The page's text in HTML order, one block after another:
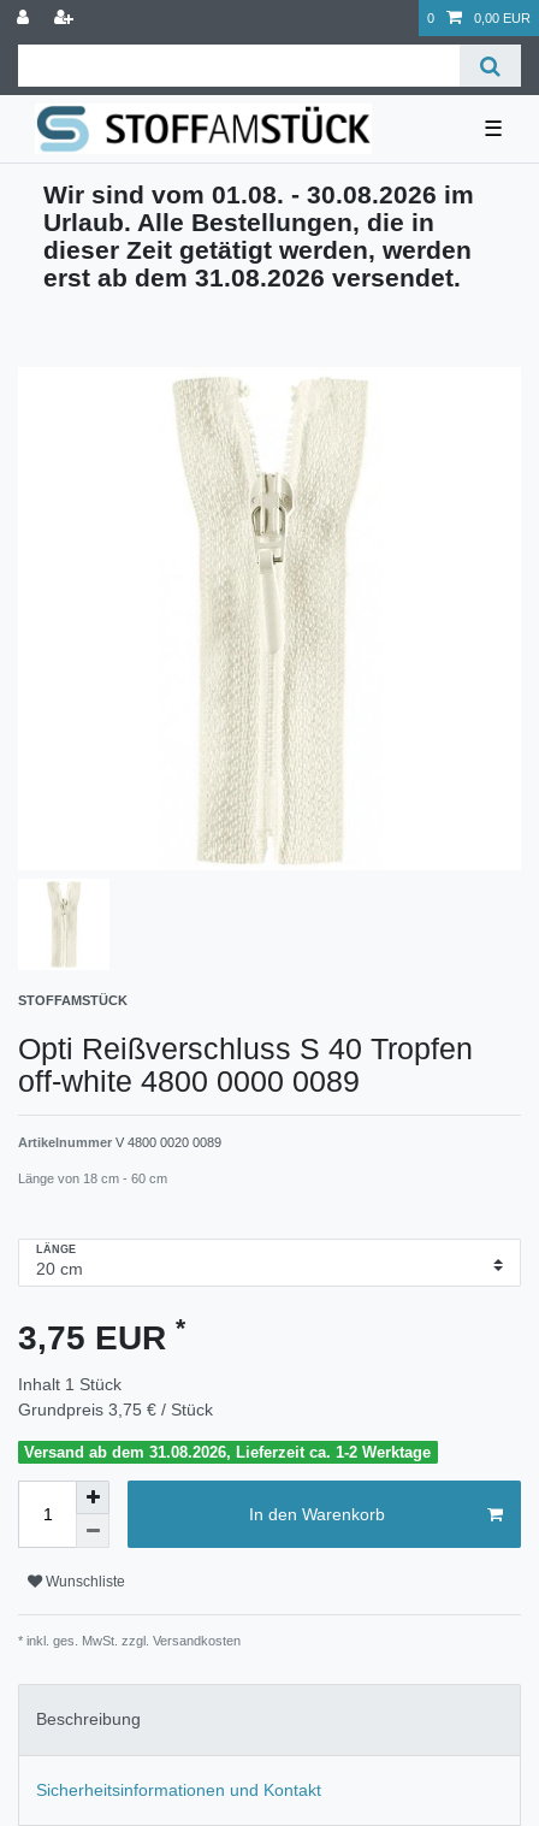
0 0,00 EUR
☰
Wir sind vom 01.08. - 30.08.2026 im
Urlaub. Alle Bestellungen, die in
dieser Zeit getätigt werden, werden
erst ab dem 31.08.2026 versendet.
STOFFAMSTÜCK
Opti Reißverschluss S 40 Tropfen
off-white 4800 0000 0089
Artikelnummer V 4800 0020 0089
Länge von 18 cm - 60 cm
LÄNGE
3,75 EUR *
Inhalt 1 Stück
Grundpreis 3,75 € / Stück
Versand ab dem 31.08.2026, Lieferzeit ca. 1-2 Werktage
In den Warenkorb
Wunschliste
* inkl. ges. MwSt. zzgl. Versandkosten
Beschreibung
Sicherheitsinformationen und Kontakt